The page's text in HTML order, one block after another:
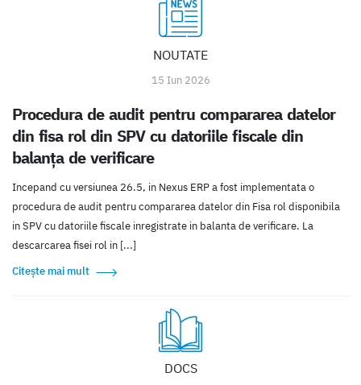
NOUTATE
15 Iun 2026
Procedura de audit pentru compararea datelor
din fisa rol din SPV cu datoriile fiscale din
balanța de verificare
Incepand cu versiunea 26.5, in Nexus ERP a fost implementata o
procedura de audit pentru compararea datelor din Fisa rol disponibila
in SPV cu datoriile fiscale inregistrate in balanta de verificare. La
descarcarea fisei rol in [...]
Citește mai mult
DOCS